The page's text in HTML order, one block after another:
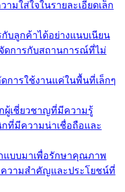
มใส่ใจในรายละเอียดเล็ก
บลูกค้าได้อย่างแนบเนียน
ดการกับสถานการณ์ที่ไม่
การใช้งานแค่ในพื้นที่เล็กๆ
ผู้เชี่ยวชาญที่มีความรู้
ที่มีความน่าเชื่อถือและ
แบบมาเพื่อรักษาคุณภาพ
ความสำคัญและประโยชน์ที่